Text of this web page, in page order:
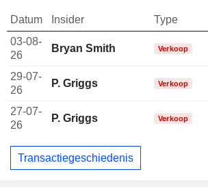
Datum Insider Type
03-08-
26
Bryan Smith Verkoop
29-07-
26
P. Griggs Verkoop
27-07-
26
P. Griggs Verkoop
Transactiegeschiedenis